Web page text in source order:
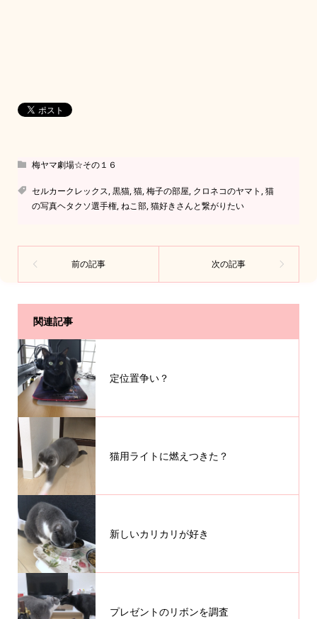
梅ヤマ劇場☆その１６
セルカークレックス,黒猫,猫,梅子の部屋, クロネコのヤマト ,猫
の写真ヘタクソ選手権,ねこ部,猫好きさんと繋がりたい
関連記事
定位置争い？
猫用ライトに燃えつきた？
新しいカリカリが好き
プレゼントのリボンを調査